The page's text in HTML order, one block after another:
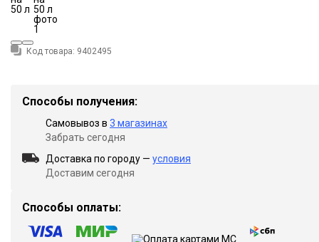
Код товара: 9402495
Способы получения:
Самовывоз в 3 магазинах
Забрать сегодня
Доставка по городу — условия
Доставим сегодня
Способы оплаты: